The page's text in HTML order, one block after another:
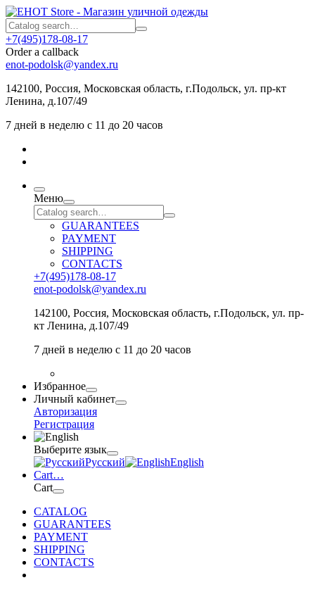
+7(495)178-08-17
Order a callback
enot-podolsk@yandex.ru
142100, Россия, Московская область, г.Подольск, ул. пр-кт
Ленина, д.107/49
7 дней в неделю с 11 до 20 часов
Меню
GUARANTEES
PAYMENT
SHIPPING
CONTACTS
+7(495)178-08-17
enot-podolsk@yandex.ru
142100, Россия, Московская область, г.Подольск, ул. пр-
кт Ленина, д.107/49
7 дней в неделю с 11 до 20 часов
Избранное
Личный кабинет
Авторизация
Регистрация
Выберите язык
Русский
English
Cart…
Cart
CATALOG
GUARANTEES
PAYMENT
SHIPPING
CONTACTS